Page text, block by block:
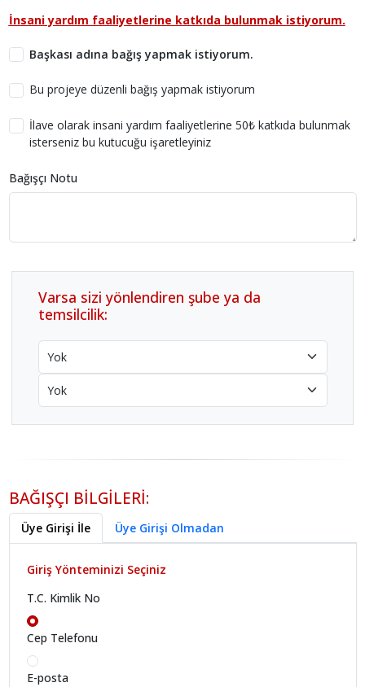
İnsani yardım faaliyetlerine katkıda bulunmak istiyorum.
Başkası adına bağış yapmak istiyorum.
Bu projeye düzenli bağış yapmak istiyorum
İlave olarak insani yardım faaliyetlerine 50₺ katkıda bulunmak
isterseniz bu kutucuğu işaretleyiniz
Bağışçı Notu
Varsa sizi yönlendiren şube ya da
temsilcilik:
BAĞIŞÇI BİLGİLERİ:
Üye Girişi İle Üye Girişi Olmadan
Giriş Yönteminizi Seçiniz
T.C. Kimlik No
Cep Telefonu
E-posta